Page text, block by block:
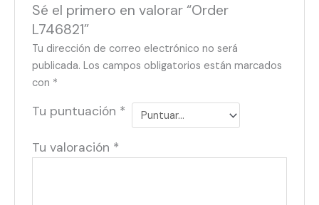
Sé el primero en valorar “Order
L746821”
Tu dirección de correo electrónico no será
publicada. Los campos obligatorios están marcados
con *
Tu puntuación *
Tu valoración *